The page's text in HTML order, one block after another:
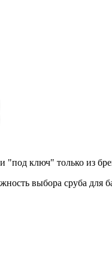
"под ключ" только из
выбора сруба